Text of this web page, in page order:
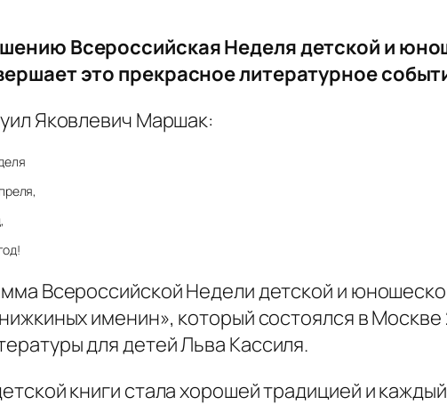
Всероссийская Неделя детской и
это прекрасное литературное
Яковлевич Маршак:
Всероссийской Недели детской и
именин», который состоялся в
для детей Льва Кассиля.
книги стала хорошей традицией и